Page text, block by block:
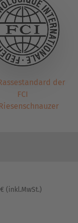
der
FCI
(inkl.MwSt.)